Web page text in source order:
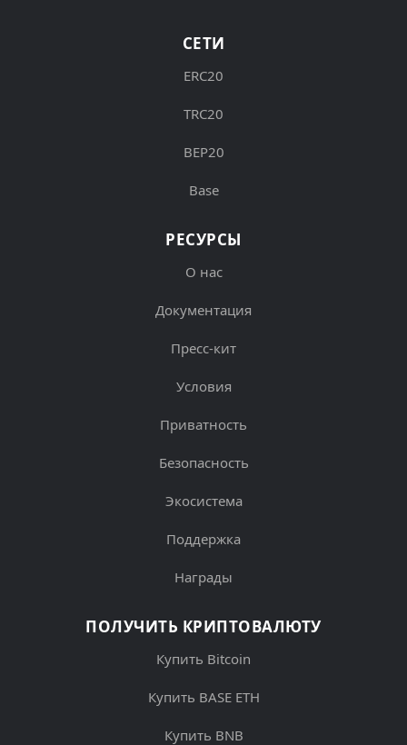
СЕТИ
ERC20
TRC20
BEP20
Base
РЕСУРСЫ
О нас
Документация
Пресс-кит
Условия
Приватность
Безопасность
Экосистема
Поддержка
Награды
ПОЛУЧИТЬ КРИПТОВАЛЮТУ
Купить Bitcoin
Купить BASE ETH
Купить BNB